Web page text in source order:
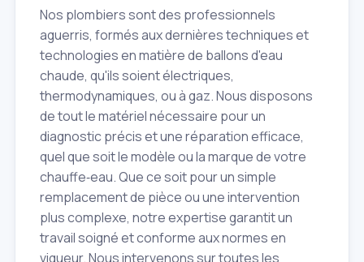
Nos plombiers sont des professionnels
aguerris, formés aux dernières techniques et
technologies en matière de ballons d'eau
chaude, qu'ils soient électriques,
thermodynamiques, ou à gaz. Nous disposons
de tout le matériel nécessaire pour un
diagnostic précis et une réparation efficace,
quel que soit le modèle ou la marque de votre
chauffe‑eau. Que ce soit pour un simple
remplacement de pièce ou une intervention
plus complexe, notre expertise garantit un
travail soigné et conforme aux normes en
vigueur. Nous intervenons sur toutes les